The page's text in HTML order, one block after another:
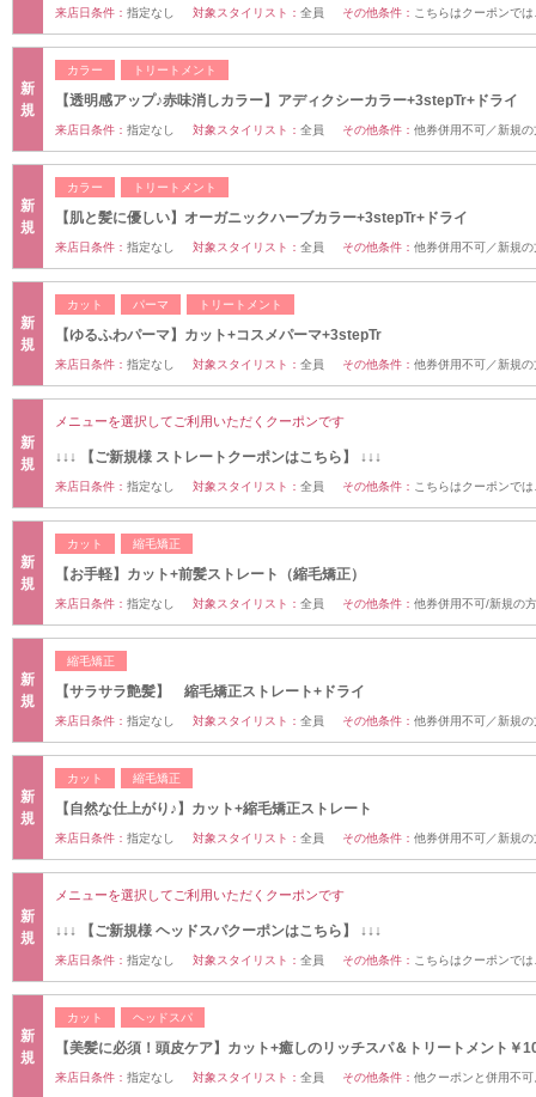
来店日条件： 指定なし 対象スタイリスト： 全員 その他条件： こちらはクーポンで
新
規
カラー トリートメント
【透明感アップ♪赤味消しカラー】アディクシーカラー+3stepTr+ドライ
来店日条件： 指定なし 対象スタイリスト： 全員 その他条件： 他券併用不可／新規の
新
規
カラー トリートメント
【肌と髪に優しい】オーガニックハーブカラー+3stepTr+ドライ
来店日条件： 指定なし 対象スタイリスト： 全員 その他条件： 他券併用不可／新規の
新
規
カット パーマ トリートメント
【ゆるふわパーマ】カット+コスメパーマ+3stepTr
来店日条件： 指定なし 対象スタイリスト： 全員 その他条件： 他券併用不可／新規の
新
規
メニューを選択してご利用いただくクーポンです
↓↓↓ 【ご新規様 ストレートクーポンはこちら】 ↓↓↓
来店日条件： 指定なし 対象スタイリスト： 全員 その他条件： こちらはクーポンで
新
規
カット 縮毛矯正
【お手軽】カット+前髪ストレート（縮毛矯正）
来店日条件： 指定なし 対象スタイリスト： 全員 その他条件： 他券併用不可/新規の
新
規
縮毛矯正
【サラサラ艶髪】 縮毛矯正ストレート+ドライ
来店日条件： 指定なし 対象スタイリスト： 全員 その他条件： 他券併用不可／新規の
新
規
カット 縮毛矯正
【自然な仕上がり♪】カット+縮毛矯正ストレート
来店日条件： 指定なし 対象スタイリスト： 全員 その他条件： 他券併用不可／新規の
新
規
メニューを選択してご利用いただくクーポンです
↓↓↓ 【ご新規様 ヘッドスパクーポンはこちら】 ↓↓↓
来店日条件： 指定なし 対象スタイリスト： 全員 その他条件： こちらはクーポンで
新
規
カット ヘッドスパ
【美髪に必須！頭皮ケア】カット+癒しのリッチスパ＆トリートメント￥
来店日条件： 指定なし 対象スタイリスト： 全員 その他条件： 他クーポンと併用不